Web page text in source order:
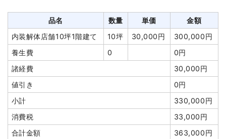
諸経費
140,000円
値引き
86,500円
小計
2,000,000
円
消費税
160,000円
合計金額
2,160,000
円
100,000円
値引き
0円
小計
822,000円
消費税
82,200円
合計金額
904,200円
品名 数量 単価
金額
内装解体店舗10坪1階建て
10坪 30,000円
300,000円
養生費
0
0円
諸経費
30,000円
値引き
0円
小計
330,000円
消費税
33,000円
合計金額
363,000円